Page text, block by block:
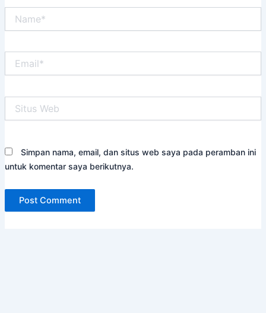
Web
Simpan nama, email, dan situs web saya pada peramban ini
untuk komentar saya berikutnya.